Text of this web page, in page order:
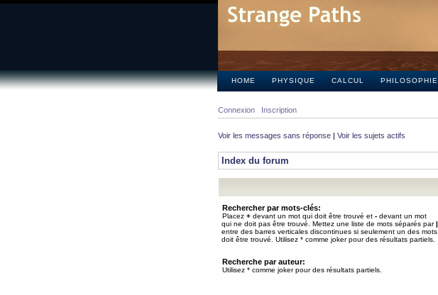
HOME PHYSIQUE CALCUL PHILOSOPHIE
Connexion Inscription
Voir les messages sans réponse | Voir les sujets actifs
Index du forum
Rechercher par mots-clés:
Placez + devant un mot qui doit être trouvé et - devant un mot
qui ne doit pas être trouvé. Mettez une liste de mots séparés par|
entre des barres verticales discontinues si seulement un des mots
doit être trouvé. Utilisez * comme joker pour des résultats partiels.
Recherche par auteur:
Utilisez * comme joker pour des résultats partiels.